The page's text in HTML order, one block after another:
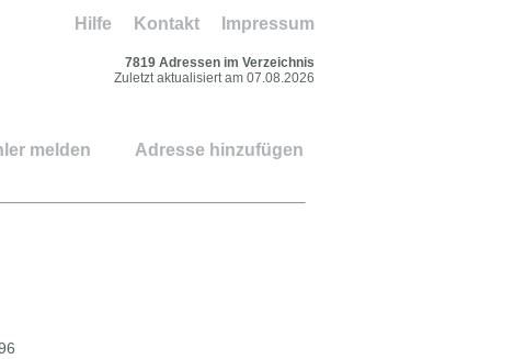
Impressum
Kontakt
Hilfe
7819 Adressen im Verzeichnis
Zuletzt aktualisiert am 07.08.2026
melden Adresse hinzufügen